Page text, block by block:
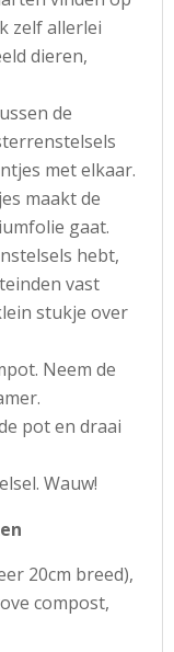
zelf allerlei
dieren,
de
met elkaar.
maakt de
gaat.
hebt,
vast
stukje over
Neem de
pot en draai
Wauw!
20cm breed),
compost,